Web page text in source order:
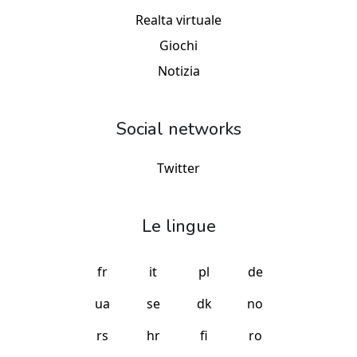
Realta virtuale
Giochi
Notizia
Social networks
Twitter
Le lingue
fr it pl
de
ua
se dk
no
rs
hr fi ro